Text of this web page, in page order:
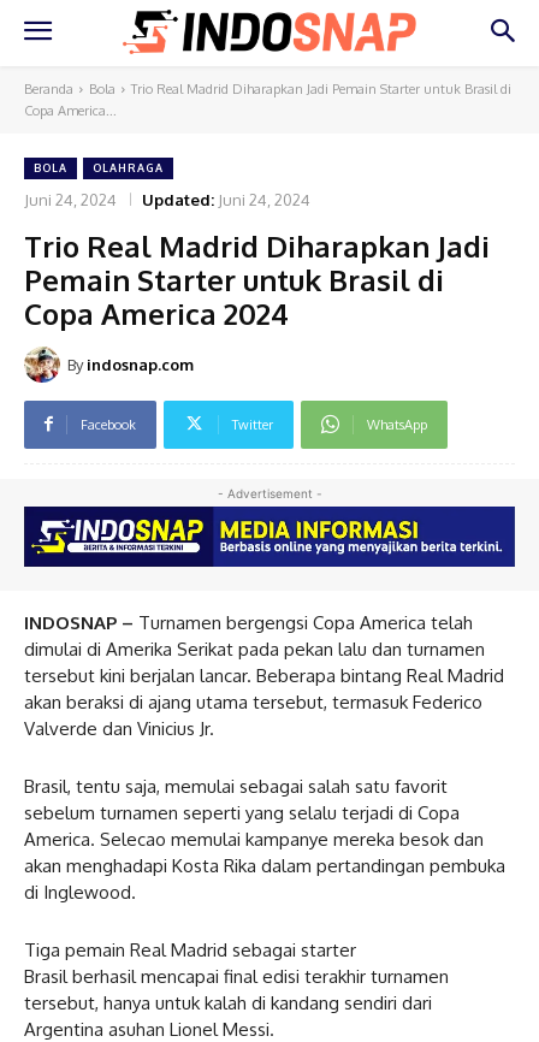
Beranda Bola
Trio Real Madrid Diharapkan Jadi Pemain Starter untuk Brasil di
Copa America...
BOLA OLAHRAGA
Juni 24, 2024 Updated: Juni 24, 2024
Trio Real Madrid Diharapkan Jadi
Pemain Starter untuk Brasil di
Copa America 2024
By indosnap.com
Facebook Twitter WhatsApp
- Advertisement -
INDOSNAP – Turnamen bergengsi Copa America telah
dimulai di Amerika Serikat pada pekan lalu dan turnamen
tersebut kini berjalan lancar. Beberapa bintang Real Madrid
akan beraksi di ajang utama tersebut, termasuk Federico
Valverde dan Vinicius Jr.
Brasil, tentu saja, memulai sebagai salah satu favorit
sebelum turnamen seperti yang selalu terjadi di Copa
America. Selecao memulai kampanye mereka besok dan
akan menghadapi Kosta Rika dalam pertandingan pembuka
di Inglewood.
Tiga pemain Real Madrid sebagai starter
Brasil berhasil mencapai final edisi terakhir turnamen
tersebut, hanya untuk kalah di kandang sendiri dari
Argentina asuhan Lionel Messi.